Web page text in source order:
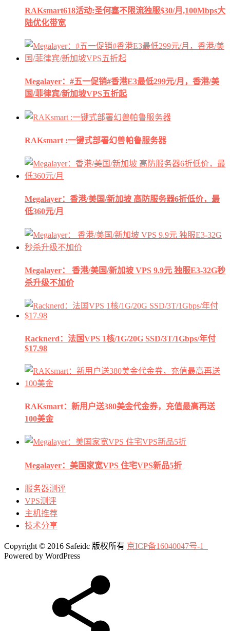
RAKsmart618活动:圣何塞不限流独服$30/月,100Mbps大
陆优化带宽
Megalayer：#五一促销#香港E3最低299元/月，香港/美
国/菲律宾/新加坡VPS五折起
RAKsmart :一键式部署幻兽帕鲁服务器
Megalayer：香港/美国/新加坡 高防服务器6折低价，最
低360元/月
Megalayer： 香港/美国/新加坡 VPS 9.9元 独服E3-32G秒
杀升级不加价
Racknerd：法国VPS 1核/1G/20G SSD/3T/1Gbps/年付
$17.98
RAKsmart：新用户送380美金代金券，充值最高再送
100美金
Megalayer：美国家宽VPS 住宅VPS新品5折
服务器测评
VPS测评
主机推荐
技术分享
Copyright © 2016 Safeidc 版权所有 京ICP备16040047号-1
Powered by WordPress